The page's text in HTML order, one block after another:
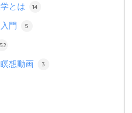
とは 14
門 5
想動画 3